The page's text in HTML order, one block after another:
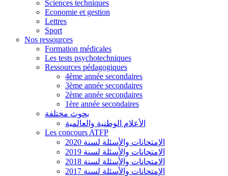
Sciences techniques
Economie et gestion
Lettres
Sport
Nos ressources
Formation médicales
Les tests psychotechniques
Ressources pédagogiques
4ème année secondaires
3ème année secondaires
2ème année secondaires
1ère année secondaires
بحوث مختلفة
الأعلام الوطنية والعالمية
Les concours ATFP
الإمتحانات والأسئلة لسنة 2020
الإمتحانات والأسئلة لسنة 2019
الإمتحانات والأسئلة لسنة 2018
الإمتحانات والأسئلة لسنة 2017